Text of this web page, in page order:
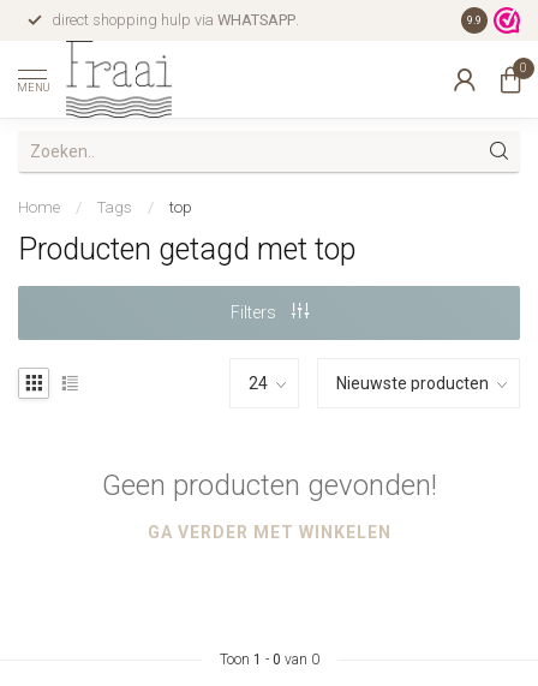
direct shopping hulp via WHATSAPP. gratis
9.9
MENU
0
Home / Tags / top
Producten getagd met top
Filters
Geen producten gevonden!
GA VERDER MET WINKELEN
Toon 1 - 0 van 0